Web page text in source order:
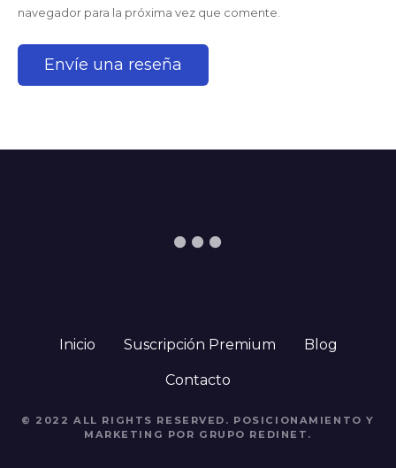
navegador para la próxima vez que comente.
Inicio Suscripción Premium Blog
Contacto
© 2022 ALL RIGHTS RESERVED. POSICIONAMIENTO Y
MARKETING POR GRUPO REDINET.